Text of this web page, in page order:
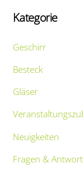
Kategorie
Geschirr
Besteck
Gläser
Neuigkeiten
Fragen &